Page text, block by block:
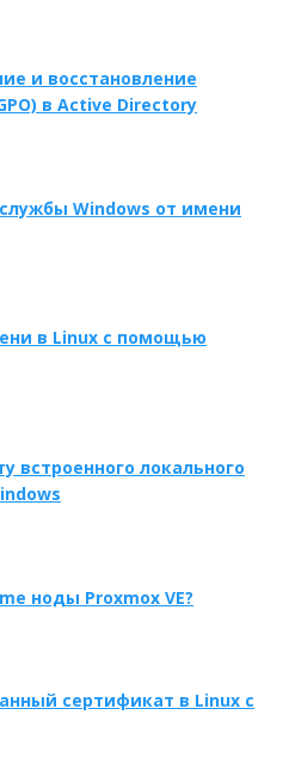
и восстановление
в Active Directory
Windows от имени
в Linux с помощью
встроенного локального
ноды Proxmox VE?
сертификат в Linux с